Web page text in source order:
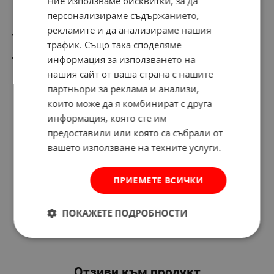
вътрешното жило
Допълнително регулиране на дължината на свалящата се
изолация
Функция на кримпиране на конектори
персонализираме съдържанието,
рекламите и да анализираме нашия
трафик. Също така споделяме
информация за използването на
нашия сайт от ваша страна с нашите
партньори за реклама и анализи,
които може да я комбинират с друга
информация, която сте им
предоставили или която са събрали от
вашето използване на техните услуги.
ПРИЕМЕТЕ ВСИЧКИ
ПОКАЖЕТЕ ПОДРОБНОСТИ